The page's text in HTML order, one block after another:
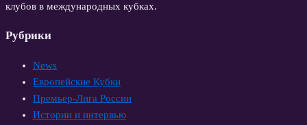
клубов в международных кубках.
Рубрики
News
Европейские Кубки
Премьер-Лига России
Истории и интервью